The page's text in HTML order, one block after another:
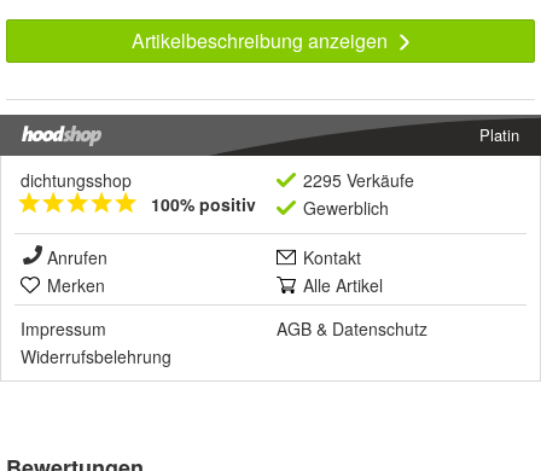
Artikelbeschreibung anzeigen
Platin
dichtungsshop
100% positiv
2295 Verkäufe
Gewerblich
Anrufen
Kontakt
Merken
Alle Artikel
Impressum
AGB & Datenschutz
Widerrufsbelehrung